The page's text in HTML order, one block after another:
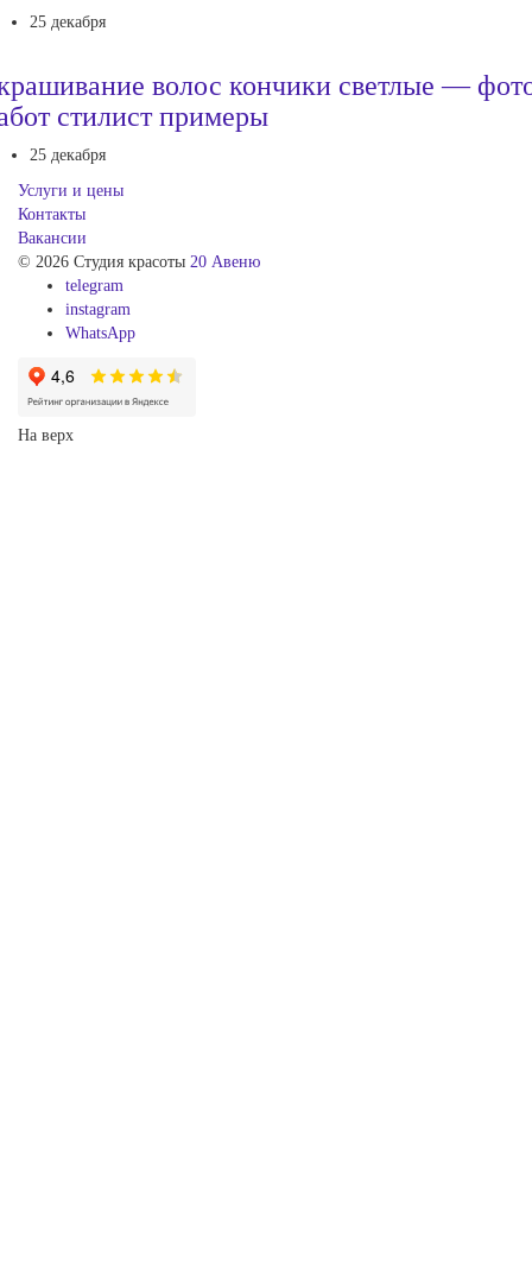
25 декабря
волос кончики светлые —
стилист примеры
25 декабря
Услуги и цены
Контакты
Вакансии
© 2026 Студия красоты 20 Авеню
telegram
instagram
WhatsApp
На верх